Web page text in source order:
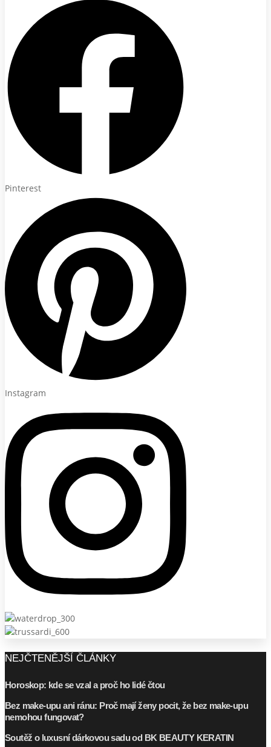
Pinterest
Instagram
NEJČTENĚJŠÍ ČLÁNKY
Horoskop: kde se vzal a proč ho lidé čtou
Bez make-upu ani ránu: Proč mají ženy pocit, že bez make-upu
nemohou fungovat?
Soutěž o luxusní dárkovou sadu od BK BEAUTY KERATIN